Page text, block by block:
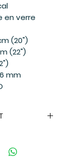
en verre
(20")
(22")
mm